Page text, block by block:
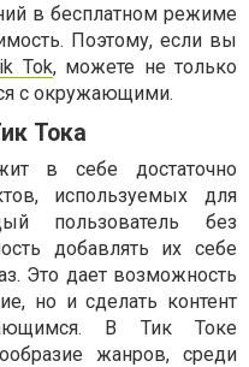
в бесплатном режиме
Поэтому, если вы
Tok, можете не только
с окружающими.
Тока
в себе достаточно
используемых для
пользователь без
добавлять их себе
Это дает возможность
но и сделать контент
В Тик Токе
жанров, среди